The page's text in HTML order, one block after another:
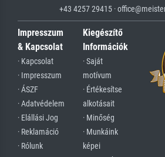
+43 4257 29415 ·
Impresszum
& Kapcsolat
· Kapcsolat
· Impresszum
· ÁSZF
· Adatvédelem
· Elállási Jog
· Reklamáció
· Rólunk
Kiegészítő
Információk
· Saját
motívum
· Értékesítse
alkotásait
· Minőség
· Munkáink
képei